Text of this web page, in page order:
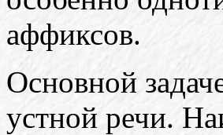
аффиксов.
Основной
устной речи.